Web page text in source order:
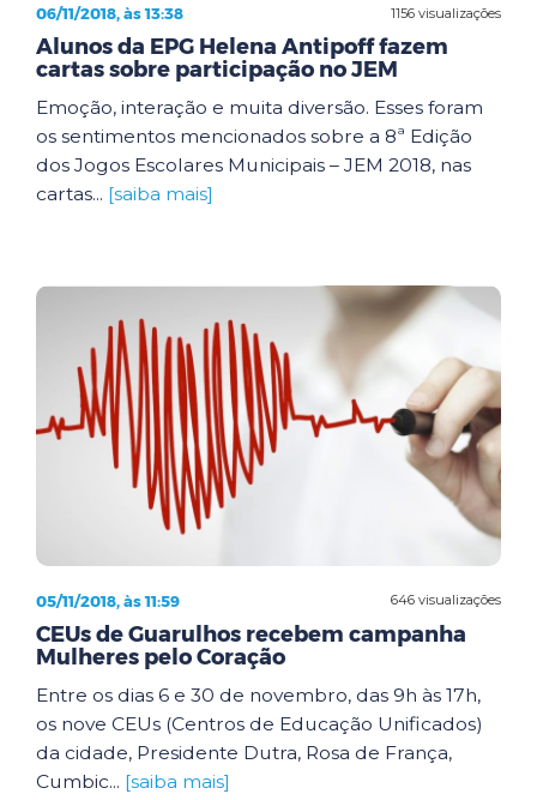
1156 visualizações
06/11/2018, às 13:38
Alunos da EPG Helena Antipoff fazem
cartas sobre participação no JEM
Emoção, interação e muita diversão. Esses foram
os sentimentos mencionados sobre a 8ª Edição
dos Jogos Escolares Municipais – JEM 2018, nas
cartas... [saiba mais]
646 visualizações
05/11/2018, às 11:59
CEUs de Guarulhos recebem campanha
Mulheres pelo Coração
Entre os dias 6 e 30 de novembro, das 9h às 17h,
os nove CEUs (Centros de Educação Unificados)
da cidade, Presidente Dutra, Rosa de França,
Cumbic... [saiba mais]